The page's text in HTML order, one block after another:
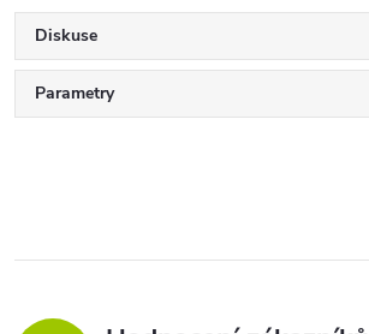
Diskuse
Parametry